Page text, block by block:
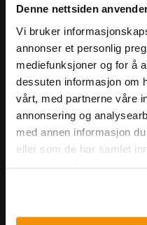
Denne nettsiden
Vi bruker
annonser et personlig
mediefunksjoner og for å
dessuten informasjon om
vårt, med partnerne våre
annonsering og
med annen informasjon
eller som de har samlet
Få informasjon om
arrangementer
Meld på
Besøksadresse: